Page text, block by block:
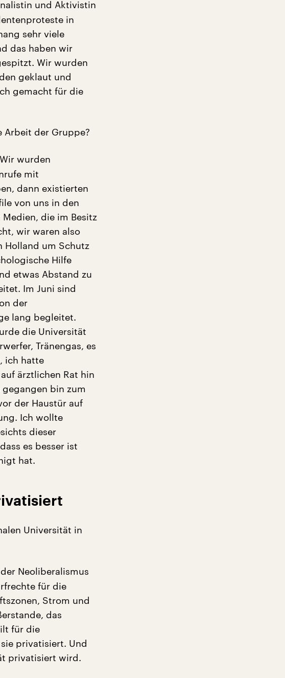
und Aktivistin
in
sehr viele
das haben wir
Wir wurden
geklaut und
gemacht für die
Arbeit der Gruppe?
wurden
mit
dann existierten
von uns in den
die im Besitz
wir waren also
Holland um Schutz
Hilfe
etwas Abstand zu
Im Juni sind
der
lang begleitet.
die Universität
Tränengas, es
ich hatte
ärztlichen Rat hin
gegangen bin zum
der Haustür auf
Ich wollte
dieser
es besser ist
hat.
Universität in
Neoliberalismus
für die
Strom und
das
für die
privatisiert. Und
privatisiert wird.